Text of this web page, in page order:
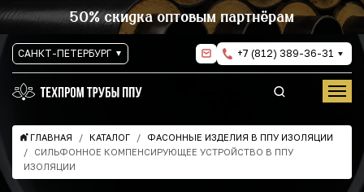
50% скидка оптовым партнёрам
САНКТ-ПЕТЕРБУРГ +7 (812) 389-36-31
ГЛАВНАЯ КАТАЛОГ
ФАСОННЫЕ ИЗДЕЛИЯ В ППУ ИЗОЛЯЦИИ
СИЛЬФОННОЕ КОМПЕНСИРУЮЩЕЕ УСТРОЙСТВО В ППУ
ИЗОЛЯЦИИ